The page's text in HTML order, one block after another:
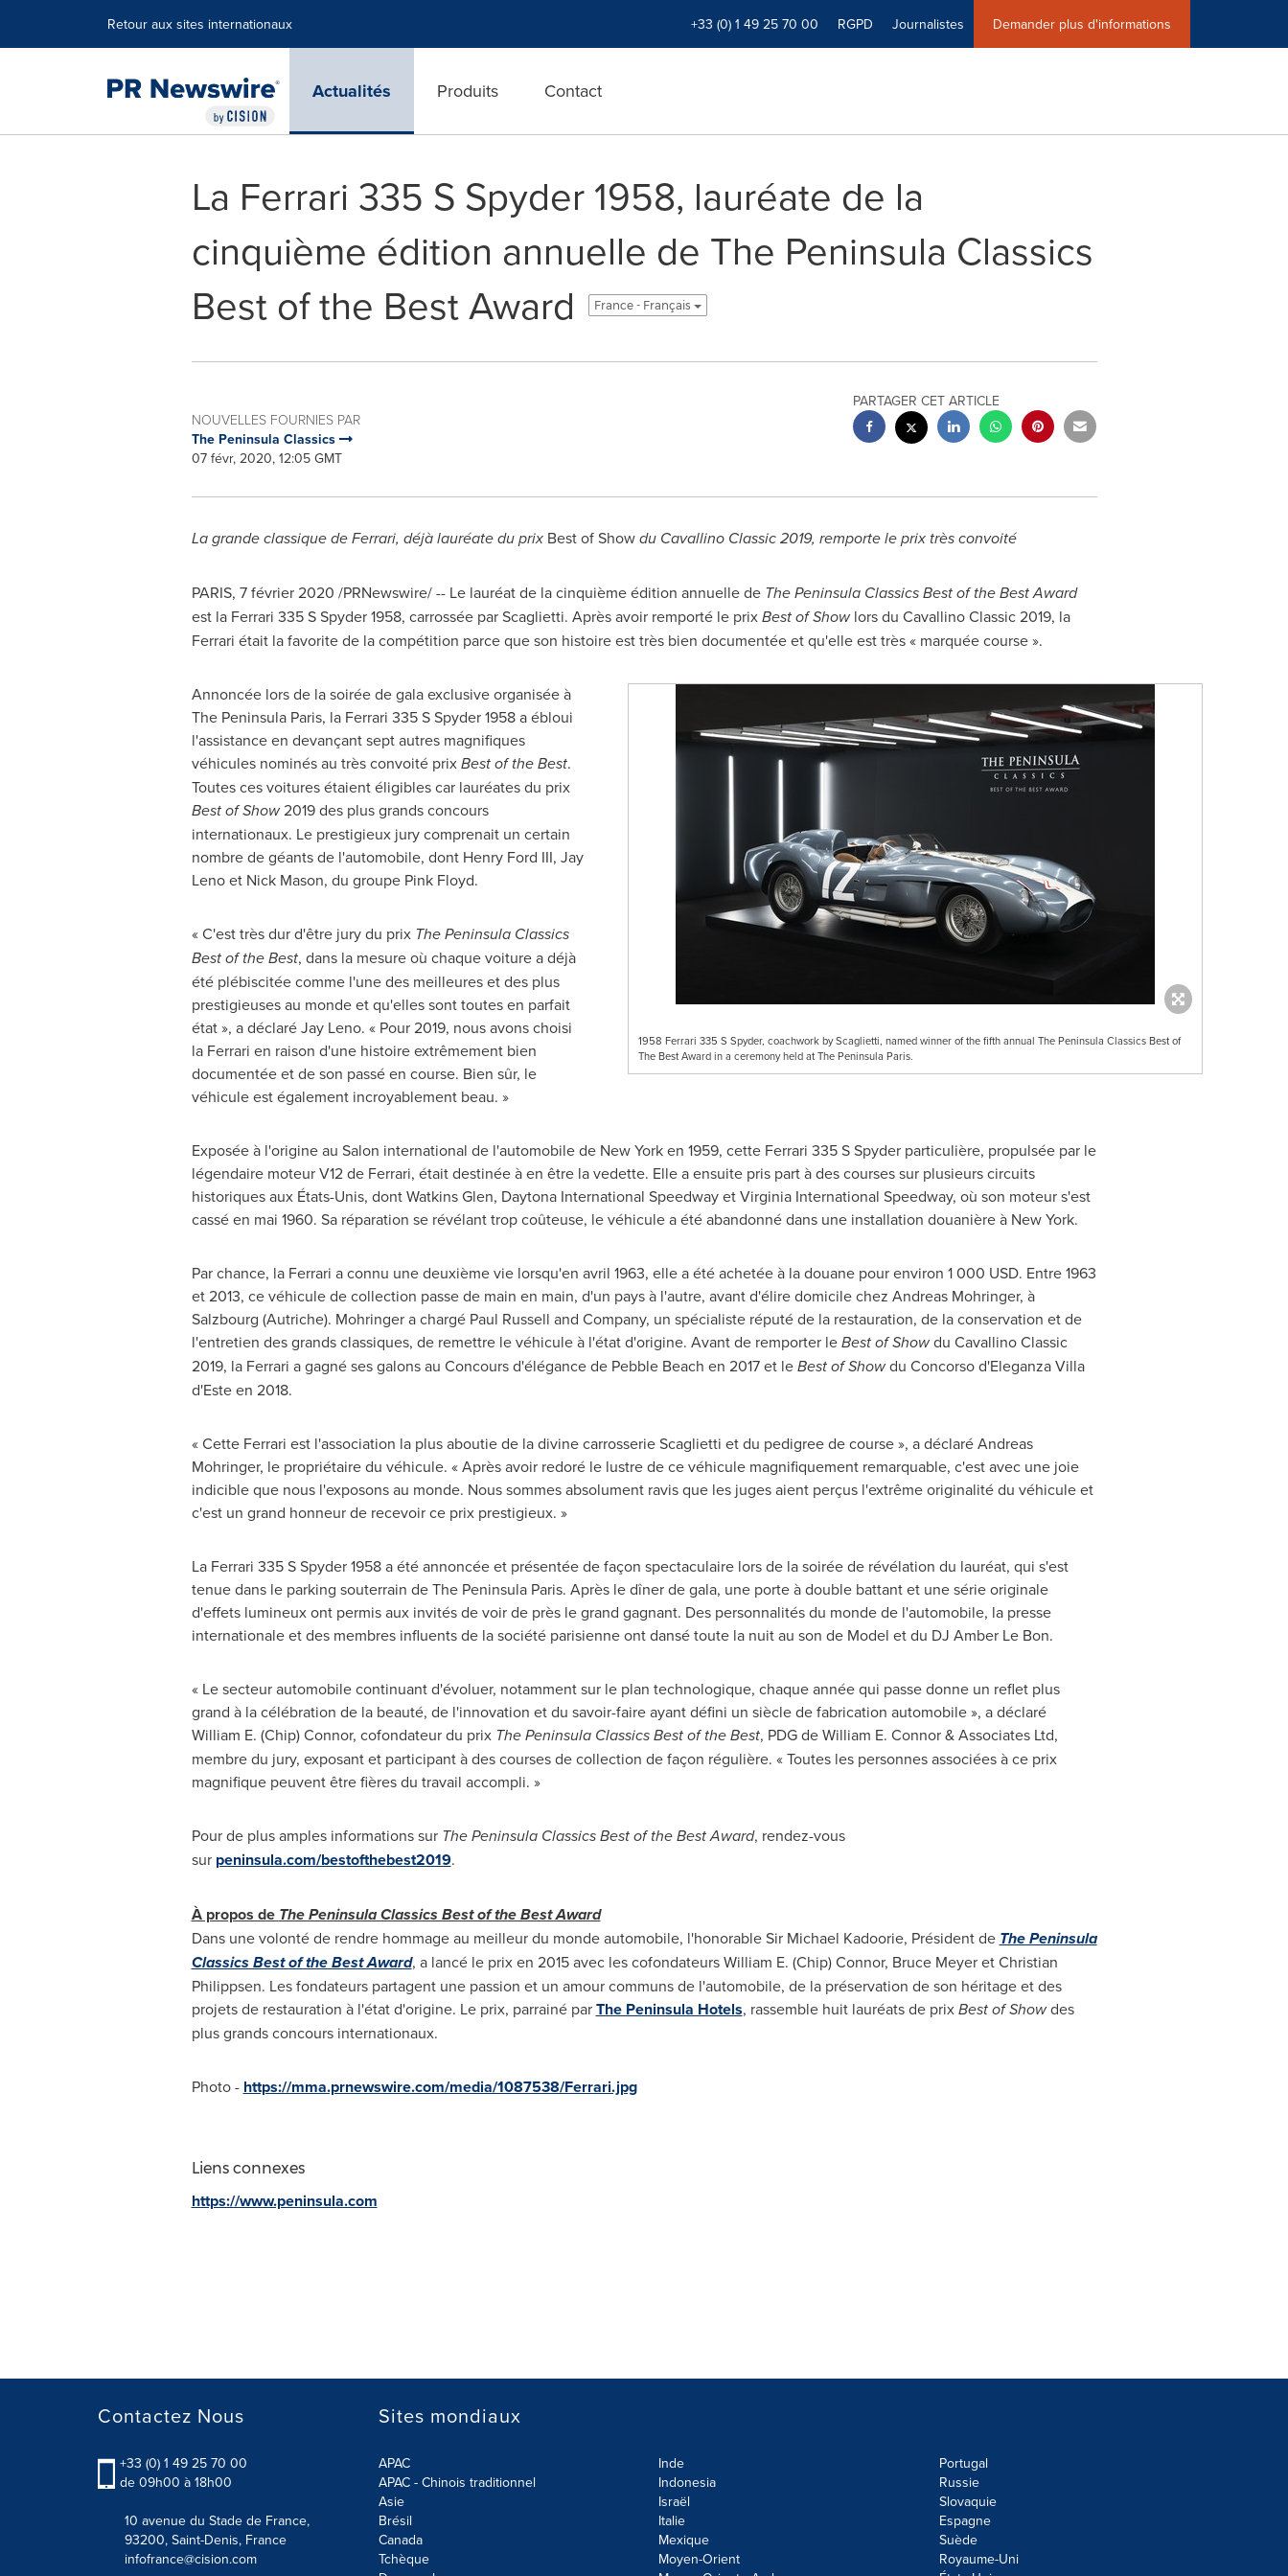
Retour aux sites internationaux +33 (0) 1 49 25 70 00 RGPD Journalistes Demander plus d'informations
Actualités Produits Contact
La Ferrari 335 S Spyder 1958, lauréate de la
cinquième édition annuelle de The Peninsula Classics
Best of the Best Award
France - Français
NOUVELLES FOURNIES PAR
The Peninsula Classics
07 févr, 2020, 12:05 GMT
PARTAGER CET ARTICLE
La grande classique de Ferrari, déjà lauréate du prix Best of Showdu Cavallino Classic 2019, remporte le prix très convoité
PARIS, 7 février 2020 /PRNewswire/ -- Le lauréat de la cinquième édition annuelle de The Peninsula Classics Best of the Best Award
est la Ferrari 335 S Spyder 1958, carrossée par Scaglietti. Après avoir remporté le prixBest of Showlors du Cavallino Classic 2019, la
Ferrari était la favorite de la compétition parce que son histoire est très bien documentée et qu'elle est très « marquée course ».
1958 Ferrari 335 S Spyder, coachwork by Scaglietti, named winner of the fifth annual The Peninsula Classics Best of
The Best Award in a ceremony held at The Peninsula Paris.
Annoncée lors de la soirée de gala exclusive organisée à
The Peninsula Paris, la Ferrari 335 S Spyder 1958 a ébloui
l'assistance en devançant sept autres magnifiques
véhicules nominés au très convoité prixBest of the Best.
Toutes ces voitures étaient éligibles car lauréates du prix
Best of Show2019 des plus grands concours
internationaux. Le prestigieux jury comprenait un certain
nombre de géants de l'automobile, dont Henry Ford III, Jay
Lenoet Nick Mason, du groupe Pink Floyd.
« C'est très dur d'être jury du prix The Peninsula Classics
Best of the Best, dans la mesure où chaque voiture a déjà
été plébiscitée comme l'une des meilleures et des plus
prestigieuses au monde et qu'elles sont toutes en parfait
état », a déclaréJay Leno. « Pour 2019, nous avons choisi
la Ferrari en raison d'une histoire extrêmement bien
documentée et de son passé en course. Bien sûr, le
véhicule est également incroyablement beau. »
Exposée à l'origine au Salon international de l'automobile de New Yorken 1959, cette Ferrari 335 S Spyder particulière, propulsée par le
légendaire moteur V12 de Ferrari, était destinée à en être la vedette. Elle a ensuite pris part à des courses sur plusieurs circuits
historiques aux États-Unis, dontWatkins Glen, Daytona International Speedway et Virginia International Speedway, où son moteur s'est
cassé en mai 1960. Sa réparation se révélant trop coûteuse, le véhicule a été abandonné dans une installation douanière à New York.
Par chance, la Ferrari a connu une deuxième vie lorsqu'en avril 1963, elle a été achetée à la douane pour environ 1000 USD. Entre 1963
et 2013, ce véhicule de collection passe de main en main, d'un pays à l'autre, avant d'élire domicile chez Andreas Mohringer, à
Salzbourg (Autriche). Mohringer a chargé Paul Russell and Company, un spécialiste réputé de la restauration, de la conservation et de
l'entretien des grands classiques, de remettre le véhicule à l'état d'origine. Avant de remporter leBest of Showdu Cavallino Classic
2019, la Ferrari a gagné ses galons au Concours d'élégance de Pebble Beach en 2017 etleBest of Showdu Concorso d'Eleganza Villa
d'Este en 2018.
« Cette Ferrari est l'association la plus aboutie de la divine carrosserie Scaglietti et du pedigree de course », a déclaréAndreas
Mohringer, le propriétaire du véhicule. « Après avoir redoré le lustre de ce véhicule magnifiquement remarquable, c'est avec une joie
indicible que nous l'exposons au monde. Nous sommes absolument ravis que les juges aient perçus l'extrême originalité du véhicule et
c'est un grand honneur de recevoir ce prix prestigieux. »
La Ferrari 335 S Spyder 1958 a été annoncée et présentée de façon spectaculaire lors de la soirée de révélation du lauréat, qui s'est
tenue dans le parking souterrain de The Peninsula Paris. Après le dîner de gala, une porte à double battant et une série originale
d'effets lumineux ont permis aux invités de voir de près le grand gagnant. Des personnalités du monde de l'automobile, la presse
internationale et des membres influents de la société parisienne ont dansé toute la nuit au son de Model et du DJ Amber Le Bon.
« Le secteur automobile continuant d'évoluer, notamment sur le plan technologique, chaque année qui passe donne un reflet plus
grand à la célébration de la beauté, de l'innovation et du savoir-faire ayant défini un siècle de fabrication automobile », a déclaré
William E. (Chip) Connor, cofondateur du prix The Peninsula Classics Best of the Best, PDG deWilliam E. Connor& Associates Ltd,
membre du jury, exposant et participant à des courses de collection de façon régulière. « Toutes les personnes associées à ce prix
magnifique peuvent être fières du travail accompli. »
Pour de plus amples informations sur The Peninsula Classics Best of the Best Award, rendez-vous
sur peninsula.com/bestofthebest2019.
À propos de The Peninsula Classics Best of the Best Award
Dans une volonté de rendre hommage au meilleur du monde automobile, l'honorable Sir Michael Kadoorie, Président de The Peninsula
Classics Best of the Best Award, a lancé le prix en 2015 avec les cofondateursWilliam E. (Chip) Connor, Bruce MeyeretChristian
Philippsen. Les fondateurs partagent une passion et un amour communs de l'automobile, de la préservation de son héritage et des
projets de restauration à l'état d'origine. Le prix, parrainé parThe Peninsula Hotels, rassemble huit lauréats de prixBest of Showdes
plus grands concours internationaux.
Photo - https://mma.prnewswire.com/media/1087538/Ferrari.jpg
Liens connexes
https://www.peninsula.com
Contactez Nous
+33 (0) 1 49 25 70 00
de 09h00 à 18h00
10 avenue du Stade de France,
93200, Saint-Denis, France
infofrance@cision.com
Sites mondiaux
APAC
APAC - Chinois traditionnel
Asie
Brésil
Canada
Tchèque
Inde
Indonesia
Israël
Italie
Mexique
Moyen-Orient
Portugal
Russie
Slovaquie
Espagne
Suède
Royaume-Uni